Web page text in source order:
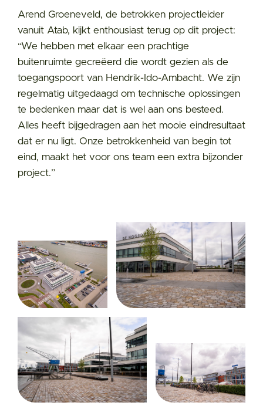
Arend Groeneveld, de betrokken projectleider
vanuit Atab, kijkt enthousiast terug op dit project:
“We hebben met elkaar een prachtige
buitenruimte gecreëerd die wordt gezien als de
toegangspoort van Hendrik-Ido-Ambacht. We zijn
regelmatig uitgedaagd om technische oplossingen
te bedenken maar dat is wel aan ons besteed.
Alles heeft bijgedragen aan het mooie eindresultaat
dat er nu ligt. Onze betrokkenheid van begin tot
eind, maakt het voor ons team een extra bijzonder
project.”